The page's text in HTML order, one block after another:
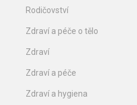
Rodičovství
Zdraví a péče o tělo
Zdraví
Zdraví a péče
Zdraví a hygiena